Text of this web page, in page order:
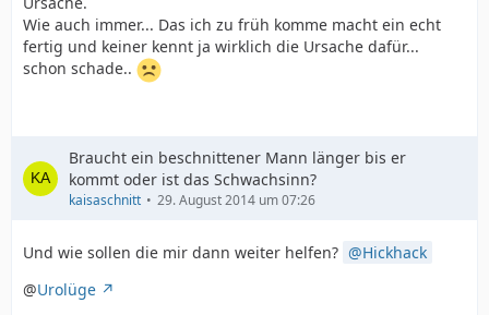
Wie auch immer... Das ich zu früh komme macht ein echt
fertig und keiner kennt ja wirklich die Ursache dafür...
schon schade..
Braucht ein beschnittener Mann länger bis er
kommt oder ist das Schwachsinn?
kaisaschnitt 29. August 2014 um 07:26
Und wie sollen die mir dann weiter helfen?
Hickhack
@Urolüge